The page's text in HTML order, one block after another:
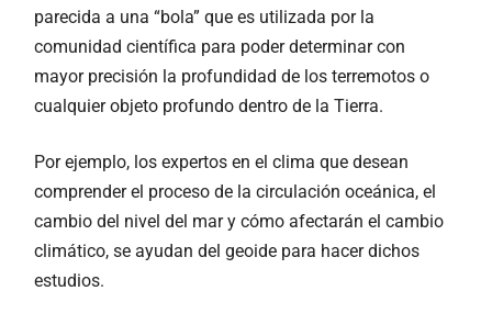
parecida a una “bola” que es utilizada por la
comunidad científica para poder determinar con
mayor precisión la profundidad de los terremotos o
cualquier objeto profundo dentro de la Tierra.
Por ejemplo, los expertos en el clima que desean
comprender el proceso de la circulación oceánica, el
cambio del nivel del mar y cómo afectarán el cambio
climático, se ayudan del geoide para hacer dichos
estudios.